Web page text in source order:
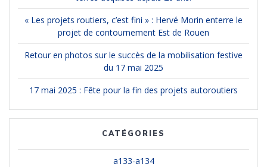
« Les projets routiers, c’est fini » : Hervé Morin enterre le
projet de contournement Est de Rouen
Retour en photos sur le succès de la mobilisation festive
du 17 mai 2025
17 mai 2025 : Fête pour la fin des projets autoroutiers
CATÉGORIES
a133-a134